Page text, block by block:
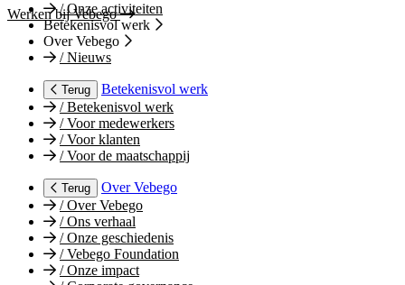
/Onze activiteiten
Betekenisvol werk
Over Vebego
/Nieuws
Terug
Betekenisvol werk
/Betekenisvol werk
/Voor medewerkers
/Voor klanten
/Voor de maatschappij
Terug
Over Vebego
/Over Vebego
/Ons verhaal
/Onze geschiedenis
/Vebego Foundation
/Onze impact
Werken bij Vebego